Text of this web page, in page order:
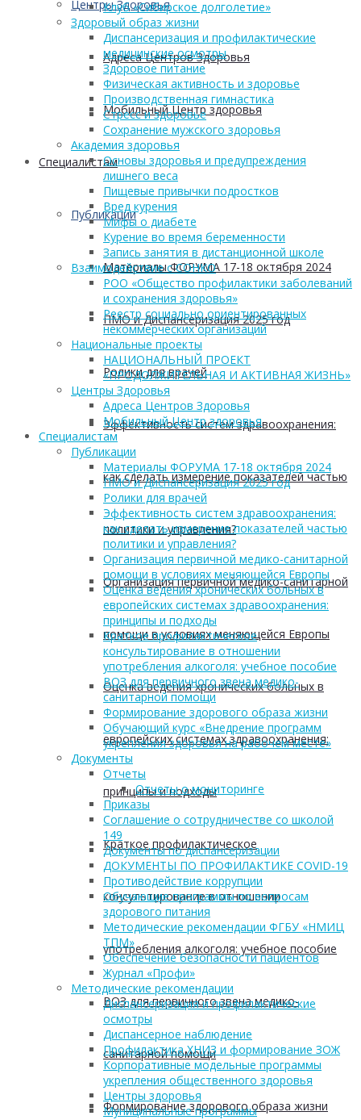
Центры Здоровья
Адреса Центров Здоровья
Мобильный Центр здоровья
Cпециалистам
Публикации
Материалы ФОРУМА 17-18 октября 2024
ПМО и Диспансеризация 2025 год
Ролики для врачей
Эффективность систем здравоохранения:
как сделать измерение показателей частью
политики и управления?
Организация первичной медико-санитарной
помощи в условиях меняющейся Европы
Оценка ведения хронических больных в
европейских системах здравоохранения:
принципы и подходы
Краткое профилактическое
консультирование в отношении
употребления алкоголя: учебное пособие
ВОЗ для первичного звена медико-
санитарной помощи
Формирование здорового образа жизни
Клуб «Сибирское долголетие»
Здоровый образ жизни
Диспансеризация и профилактические
медицинские осмотры
Здоровое питание
Физическая активность и здоровье
Производственная гимнастика
Стресс и здоровье
Сохранение мужского здоровья
Академия здоровья
Основы здоровья и предупреждения
лишнего веса
Пищевые привычки подростков
Вред курения
Мифы о диабете
Курение во время беременности
Запись занятия в дистанционной школе
Взаимодействие с СОНКО
РОО «Общество профилактики заболеваний
и сохранения здоровья»
Реестр социально ориентированных
некоммерческих организаций
Национальные проекты
НАЦИОНАЛЬНЫЙ ПРОЕКТ
«ПРОДОЛЖИТЕЛЬНАЯ И АКТИВНАЯ ЖИЗНЬ»
Центры Здоровья
Адреса Центров Здоровья
Мобильный Центр здоровья
Cпециалистам
Публикации
Материалы ФОРУМА 17-18 октября 2024
ПМО и Диспансеризация 2025 год
Ролики для врачей
Эффективность систем здравоохранения:
как сделать измерение показателей частью
политики и управления?
Организация первичной медико-санитарной
помощи в условиях меняющейся Европы
Оценка ведения хронических больных в
европейских системах здравоохранения:
принципы и подходы
Краткое профилактическое
консультирование в отношении
употребления алкоголя: учебное пособие
ВОЗ для первичного звена медико-
санитарной помощи
Формирование здорового образа жизни
Обучающий курс «Внедрение программ
укрепления здоровья на рабочем месте»
Документы
Отчеты
Отчеты о мониторинге
Приказы
Соглашение о сотрудничестве со школой
149
Документы по диспансеризации
ДОКУМЕНТЫ ПО ПРОФИЛАКТИКЕ COVID-19
Противодействие коррупции
Обучающие программы по вопросам
здорового питания
Методические рекомендации ФГБУ «НМИЦ
ТПМ»
Обеспечение безопасности пациентов
Журнал «Профи»
Методические рекомендации
Диспансеризация и профилактические
осмотры
Диспансерное наблюдение
Профилактика ХНИЗ и формирование ЗОЖ
Корпоративные модельные программы
укрепления общественного здоровья
Центры здоровья
Муниципальные программы